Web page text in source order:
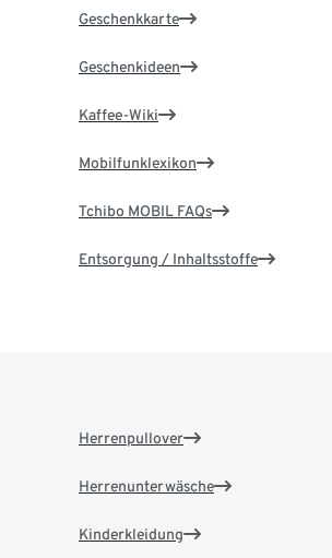
Geschenkkarte
Geschenkideen
Kaffee-Wiki
Mobilfunklexikon
Tchibo MOBIL FAQs
Entsorgung / Inhaltsstoffe
Herrenpullover
Herrenunterwäsche
Kinderkleidung